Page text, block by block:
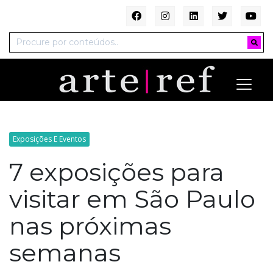
Exposições E Eventos
7 exposições para
visitar em São Paulo
nas próximas
semanas